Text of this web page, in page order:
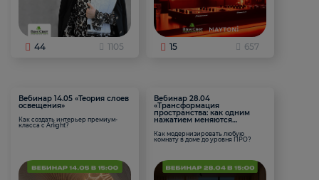
44 1105 15 657
Вебинар 14.05 «Теория слоев
освещения»
Как создать интерьер премиум-
класса с Arlight?
Вебинар 28.04
«Трансформация
пространства: как одним
нажатием меняются
Как модернизировать любую
комнату в доме до уровня ПРО?